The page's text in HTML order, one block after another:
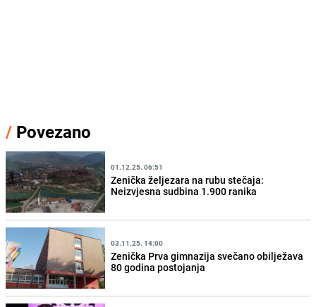
/ Povezano
01.12.25. 06:51
Zenička željezara na rubu stečaja:
Neizvjesna sudbina 1.900 ranika
03.11.25. 14:00
Zenička Prva gimnazija svečano obilježava
80 godina postojanja